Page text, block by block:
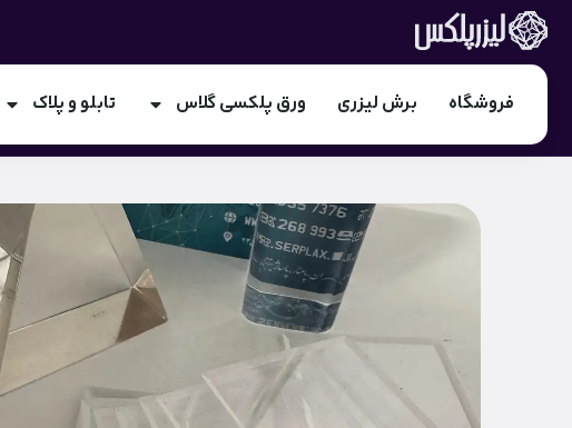
فروشگاه برش لیزری ورق پلکسی گلاس تابلو و پلاک